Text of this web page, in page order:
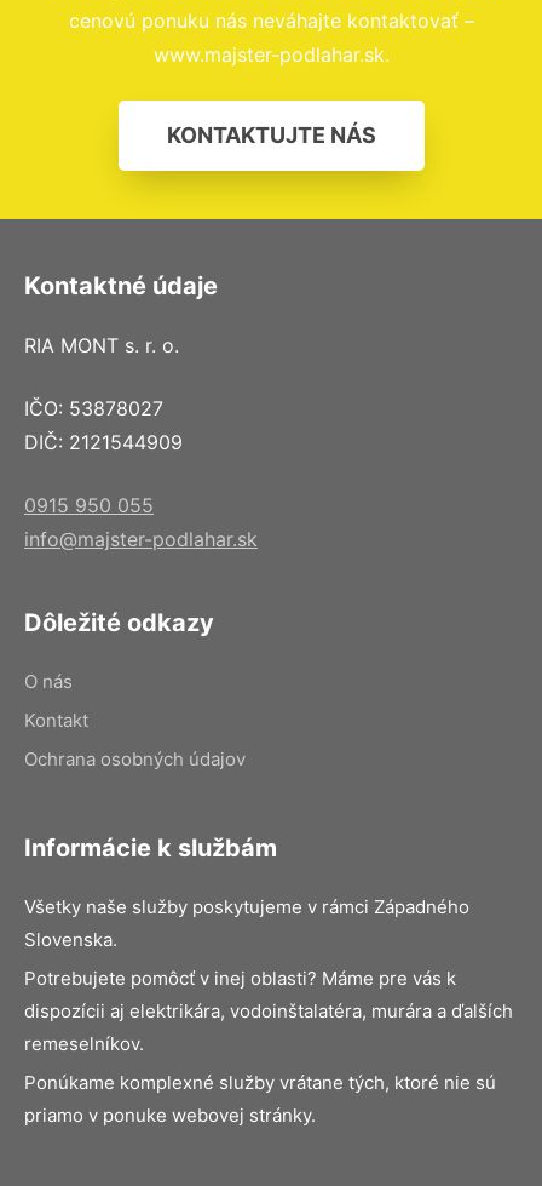
cenovú ponuku nás neváhajte kontaktovať –
www.majster-podlahar.sk.
KONTAKTUJTE NÁS
Kontaktné údaje
RIA MONT s. r. o.
IČO: 53878027
DIČ: 2121544909
0915 950 055
info@majster-podlahar.sk
Dôležité odkazy
O nás
Kontakt
Ochrana osobných údajov
Informácie k službám
Všetky naše služby poskytujeme v rámci Západného
Slovenska.
Potrebujete pomôcť v inej oblasti? Máme pre vás k
dispozícii aj elektrikára, vodoinštalatéra, murára a ďalších
remeselníkov.
Ponúkame komplexné služby vrátane tých, ktoré nie sú
priamo v ponuke webovej stránky.